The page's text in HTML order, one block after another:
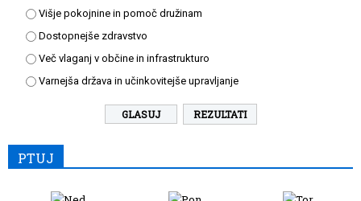
Višje pokojnine in pomoč družinam
Dostopnejše zdravstvo
Več vlaganj v občine in infrastrukturo
Varnejša država in učinkovitejše upravljanje
REZULTATI
PTUJ